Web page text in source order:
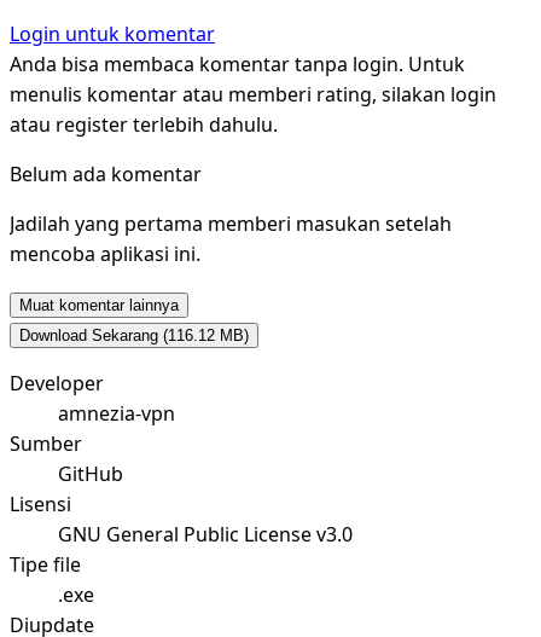
Login untuk komentar
Anda bisa membaca komentar tanpa login. Untuk
menulis komentar atau memberi rating, silakan login
atau register terlebih dahulu.
Belum ada komentar
Jadilah yang pertama memberi masukan setelah
mencoba aplikasi ini.
Muat komentar lainnya
Download Sekarang (116.12 MB)
Developer
amnezia-vpn
Sumber
GitHub
Lisensi
GNU General Public License v3.0
Tipe file
.exe
Diupdate